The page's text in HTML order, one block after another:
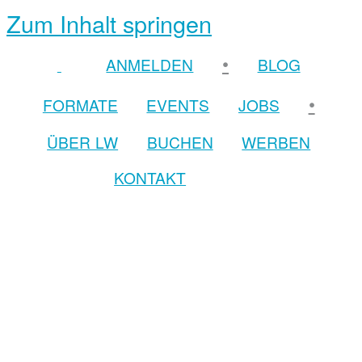
Zum Inhalt springen
ANMELDEN •
BLOG
FORMATE
EVENTS JOBS •
ÜBER LW BUCHEN
WERBEN
KONTAKT